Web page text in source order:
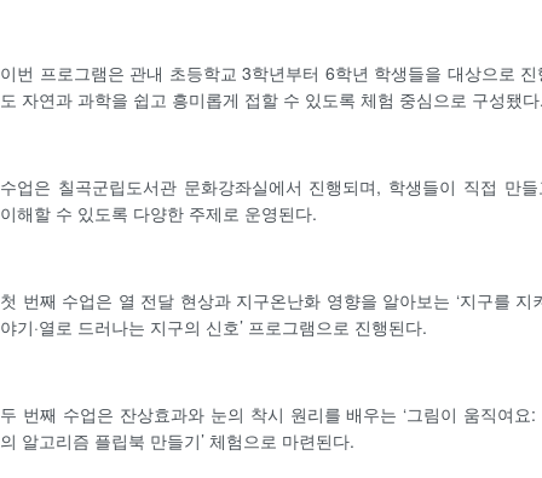
이번 프로그램은 관내 초등학교 3학년부터 6학년 학생들을 대상으로
도 자연과 과학을 쉽고 흥미롭게 접할 수 있도록 체험 중심으로 구성됐
수업은 칠곡군립도서관 문화강좌실에서 진행되며, 학생들이 직접 만
이해할 수 있도록 다양한 주제로 운영된다.
첫 번째 수업은 열 전달 현상과 지구온난화 영향을 알아보는 ‘지구를
야기·열로 드러나는 지구의 신호’ 프로그램으로 진행된다.
두 번째 수업은 잔상효과와 눈의 착시 원리를 배우는 ‘그림이 움직여요
의 알고리즘 플립북 만들기’ 체험으로 마련된다.